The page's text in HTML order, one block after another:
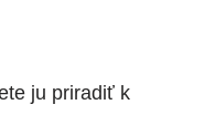
ju priradiť k